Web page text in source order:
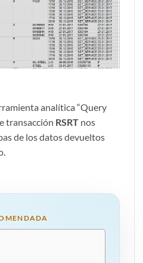
analítica “Query
transacción RSRT nos
de los datos devueltos